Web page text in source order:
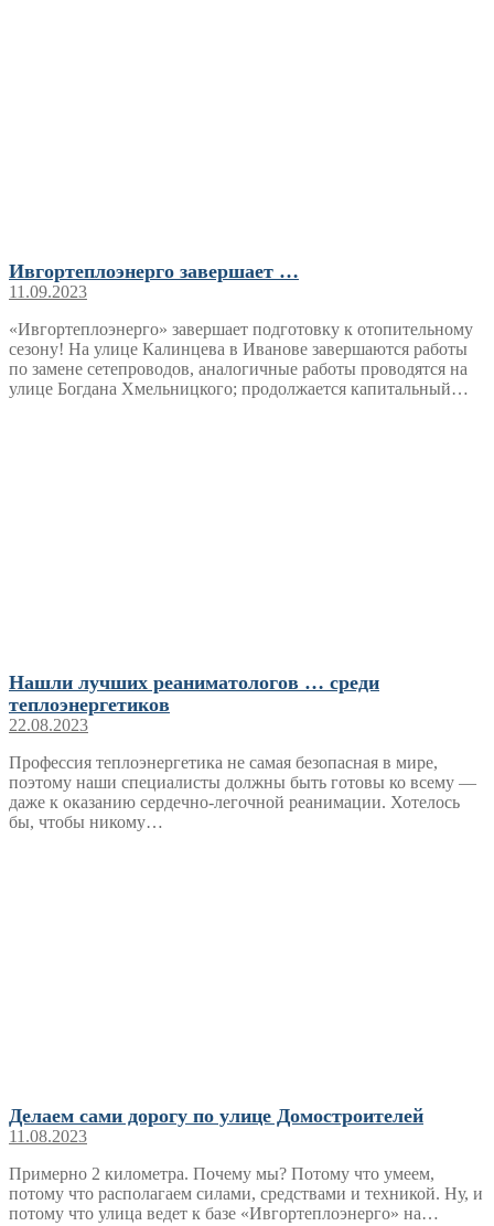
Ивгортеплоэнерго завершает …
11.09.2023
«Ивгортеплоэнерго» завершает подготовку к отопительному
сезону! На улице Калинцева в Иванове завершаются работы
по замене сетепроводов, аналогичные работы проводятся на
улице Богдана Хмельницкого; продолжается капитальный…
Нашли лучших реаниматологов … среди
теплоэнергетиков
22.08.2023
Профессия теплоэнергетика не самая безопасная в мире,
поэтому наши специалисты должны быть готовы ко всему —
даже к оказанию сердечно-легочной реанимации. Хотелось
бы, чтобы никому…
Делаем сами дорогу по улице Домостроителей
11.08.2023
Примерно 2 километра. Почему мы? Потому что умеем,
потому что располагаем силами, средствами и техникой. Ну, и
потому что улица ведет к базе «Ивгортеплоэнерго» на…